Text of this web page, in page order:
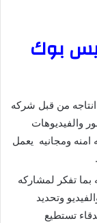
بوك
من قبل شركه
والفيديوهات
امنه ومجانيه يعمل
بما تفكر لمشاركه
وتحديد
تستطيع